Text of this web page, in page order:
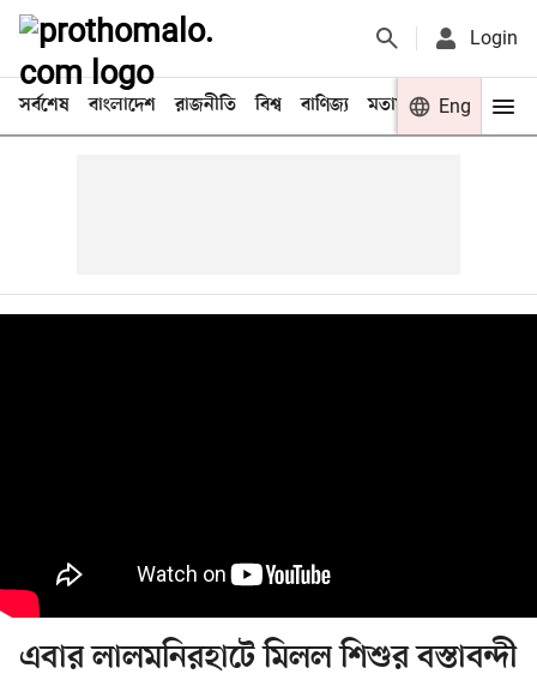
Login
সর্বশেষ বাংলাদেশ রাজনীতি বিশ্ব বাণিজ্য মতামত খেলা
Eng
এবার লালমনিরহাটে মিলল শিশুর বস্তাবন্দী